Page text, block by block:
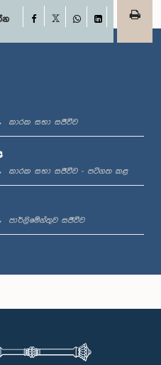
Facebook
WhatsApp
LinkedIn
කාරක සභා සජීවීව
කාරක සභා සජීවීව - පටිගත කළ
පාර්ලිමේන්තුව සජීවීව